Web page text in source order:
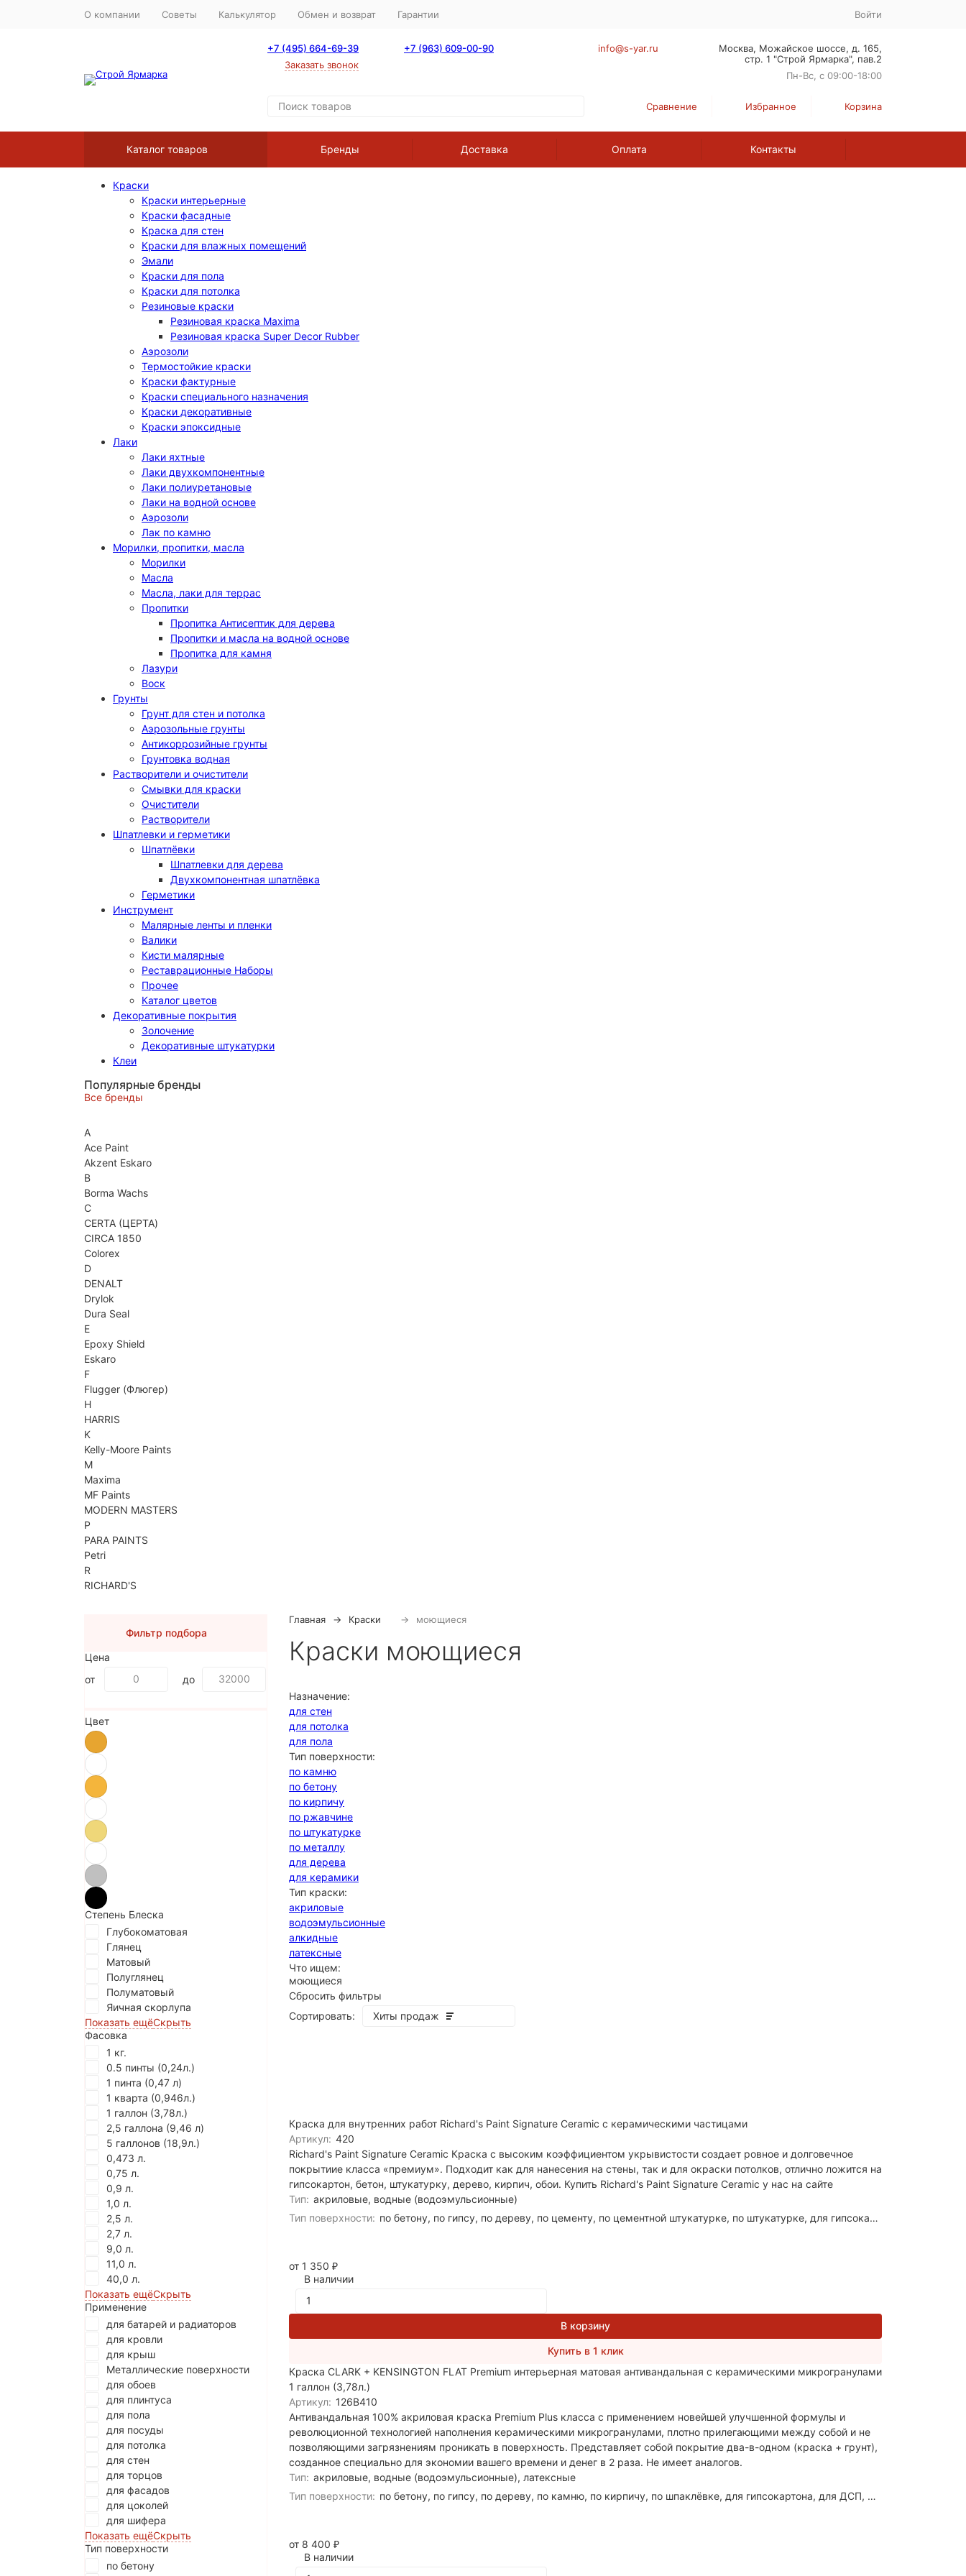
О компании Советы Калькулятор Обмен и возврат Гарантии Войти
+7 (495) 664-69-39
Заказать звонок
+7 (963) 609-00-90 info@s-yar.ru
Москва, Можайское шоссе, д. 165,
стр. 1 "Строй Ярмарка", пав.2
Пн-Вс, с 09:00-18:00
Сравнение Избранное Корзина
Каталог товаров Бренды Доставка Оплата Контакты
Краски
Краски интерьерные
Краски фасадные
Краска для стен
Краски для влажных помещений
Эмали
Краски для пола
Краски для потолка
Резиновые краски
Резиновая краска Maxima
Резиновая краска Super Decor Rubber
Аэрозоли
Термостойкие краски
Краски фактурные
Краски специального назначения
Краски декоративные
Краски эпоксидные
Лаки
Лаки яхтные
Лаки двухкомпонентные
Лаки полиуретановые
Лаки на водной основе
Аэрозоли
Лак по камню
Морилки, пропитки, масла
Морилки
Масла
Масла, лаки для террас
Пропитки
Пропитка Антисептик для дерева
Пропитки и масла на водной основе
Пропитка для камня
Лазури
Воск
Грунты
Грунт для стен и потолка
Аэрозольные грунты
Антикоррозийные грунты
Грунтовка водная
Растворители и очистители
Смывки для краски
Очистители
Растворители
Шпатлевки и герметики
Шпатлёвки
Шпатлевки для дерева
Двухкомпонентная шпатлёвка
Герметики
Инструмент
Малярные ленты и пленки
Валики
Кисти малярные
Реставрационные Наборы
Прочее
Каталог цветов
Декоративные покрытия
Золочение
Декоративные штукатурки
Клеи
Популярные бренды
Все бренды
A
Ace Paint
Akzent Eskaro
B
Borma Wachs
C
CERTA (ЦЕРТА)
CIRCA 1850
Colorex
D
DENALT
Drylok
Dura Seal
E
Epoxy Shield
Eskaro
F
Flugger (Флюгер)
H
HARRIS
K
Kelly-Moore Paints
M
Maxima
MF Paints
MODERN MASTERS
P
PARA PAINTS
Petri
R
RICHARD'S
Главная Краски моющиеся
Краски моющиеся
Назначение:
для стен
для потолка
для пола
Тип поверхности:
по камню
по бетону
по кирпичу
по ржавчине
по штукатурке
по металлу
для дерева
для керамики
Тип краски:
акриловые
водоэмульсионные
алкидные
латексные
Что ищем:
моющиеся
Сбросить фильтры
Сортировать:
Хиты продаж
покупателей
Краска для внутренних работ Richard's Paint Signature Ceramic с керамическими частицами
Артикул: 420
Richard's Paint Signature Ceramic Краска с высоким коэффициентом укрывистости создает ровное и долговечное
покрытиие класса «премиум». Подходит как для нанесения на стены, так и для окраски потолков, отлично ложится на
гипсокартон, бетон, штукатурку, дерево, кирпич, обои. Купить Richard's Paint Signature Ceramic у нас на сайте
Тип: акриловые, водные (водоэмульсионные)
Тип поверхности: по бетону, по гипсу, по дереву, по цементу, по цементной штукатурке, по штукатурке, для гипсокартона, для ДСП
от 1 350 ₽
В наличии
В корзину
Купить в 1 клик
Краска CLARK + KENSINGTON FLAT Premium интерьерная матовая антивандальная c керамическими микрогранулами
1 галлон (3,78л.)
Артикул: 126B410
Антивандальная 100% акриловая краска Premium Plus класса с применением новейшей улучшенной формулы и
революционной технологией наполнения керамическими микрогранулами, плотно прилегающими между собой и не
позволяющими загрязнениям проникать в поверхность. Представляет собой покрытие два-в-одном (краска + грунт),
созданное специально для экономии вашего времени и денег в 2 раза. Не имеет аналогов.
Тип: акриловые, водные (водоэмульсионные), латексные
Тип поверхности: по бетону, по гипсу, по дереву, по камню, по кирпичу, по шпаклёвке, для гипсокартона, для ДСП, для МДФ
от 8 400 ₽
В наличии
Фильтр подбора
Цена
от
до
Цвет
Степень Блеска
Глубокоматовая
Глянец
Матовый
Полуглянец
Полуматовый
Яичная скорлупа
Показать ещёСкрыть
Фасовка
1 кг.
0.5 пинты (0,24л.)
1 пинта (0,47 л)
1 кварта (0,946л.)
1 галлон (3,78л.)
2,5 галлона (9,46 л)
5 галлонов (18,9л.)
0,473 л.
0,75 л.
0,9 л.
1,0 л.
2,5 л.
2,7 л.
9,0 л.
11,0 л.
40,0 л.
Показать ещёСкрыть
Применение
для батарей и радиаторов
для кровли
для крыш
Металлические поверхности
для обоев
для плинтуса
для пола
для посуды
для потолка
для стен
для торцов
для фасадов
для цоколей
для шифера
Показать ещёСкрыть
Тип поверхности
по бетону